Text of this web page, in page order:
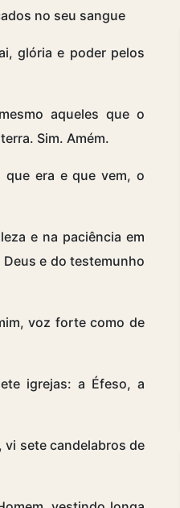
no seu sangue
glória e poder pelos
aqueles que o
Sim. Amém.
era e que vem, o
e na paciência em
e do testemunho
voz forte como de
igrejas: a Éfeso, a
vi sete candelabros de